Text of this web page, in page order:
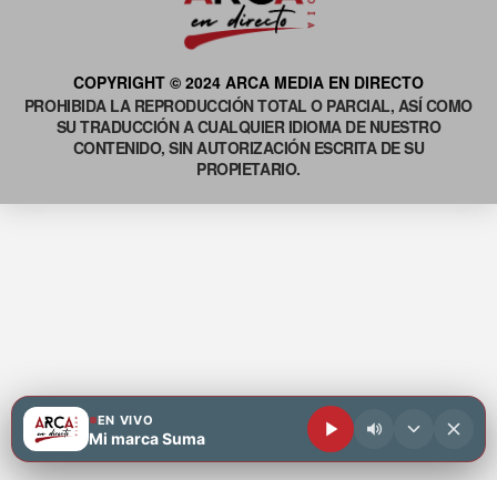
COPYRIGHT © 2024 ARCA MEDIA EN DIRECTO
PROHIBIDA LA REPRODUCCIÓN TOTAL O PARCIAL, ASÍ COMO
SU TRADUCCIÓN A CUALQUIER IDIOMA DE NUESTRO
CONTENIDO, SIN AUTORIZACIÓN ESCRITA DE SU
PROPIETARIO.
EN VIVO
Mi marca Suma